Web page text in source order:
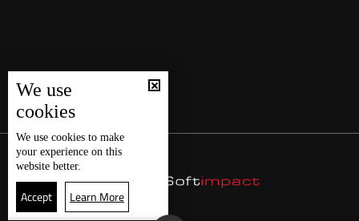
We use
cookies
We use cookies to make
your experience on this
website better.
Accept Learn More